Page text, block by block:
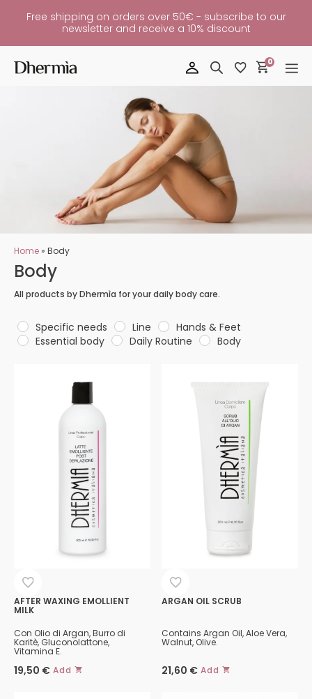
Free shipping on orders over 50€ - subscribe to our
newsletter and receive a 10% discount
0
Home» Body
Body
All products by Dhermìa for your daily body care.
Specific needs Line
Hands & Feet
Essential body
Daily Routine Body
AFTER WAXING EMOLLIENT
MILK
Con Olio di Argan, Burro di
Karitè, Gluconolattone,
Vitamina E.
19,50 € Add
ARGAN OIL SCRUB
Contains Argan Oil, Aloe Vera,
Walnut, Olive.
21,60 € Add